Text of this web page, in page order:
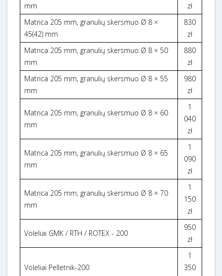
mm
zł
Matrica 205 mm, granulių skersmuo Ø 8 ×
45(42) mm
830
zł
Matrica 205 mm, granulių skersmuo Ø 8 × 50
mm
880
zł
Matrica 205 mm, granulių skersmuo Ø 8 × 55
mm
980
zł
Matrica 205 mm, granulių skersmuo Ø 8 × 60
mm
1
040
zł
Matrica 205 mm, granulių skersmuo Ø 8 × 65
mm
1
090
zł
Matrica 205 mm, granulių skersmuo Ø 8 × 70
mm
1
150
zł
Voleliai GMK / RTH / ROTEX - 200
950
zł
Voleliai Pelletnik-200
1
350